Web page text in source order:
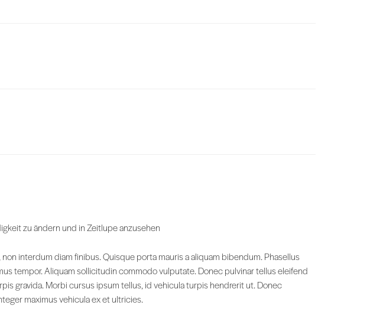
zu ändern und in Zeitlupe anzusehen
interdum diam finibus. Quisque porta mauris a aliquam bibendum. Phasellus
tempor. Aliquam sollicitudin commodo vulputate. Donec pulvinar tellus eleifend
gravida. Morbi cursus ipsum tellus, id vehicula turpis hendrerit ut. Donec
maximus vehicula ex et ultricies.